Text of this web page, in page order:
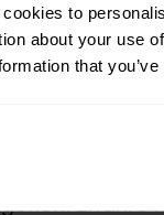
cookies to
about your use
that
ist
effektiven
Erfahre